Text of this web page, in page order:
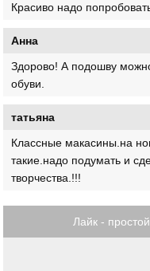
Красиво надо
Анна
Здорово! А подошву
обуви.
татьяна
Классные макасины.на
такие.надо подумать и
творчества.!!!
Лайк -